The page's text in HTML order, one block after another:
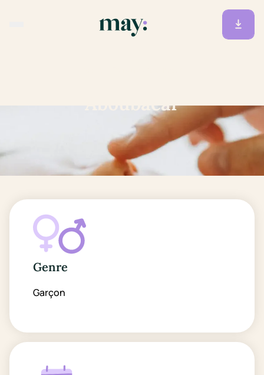
Aboubacar
Genre
Garçon